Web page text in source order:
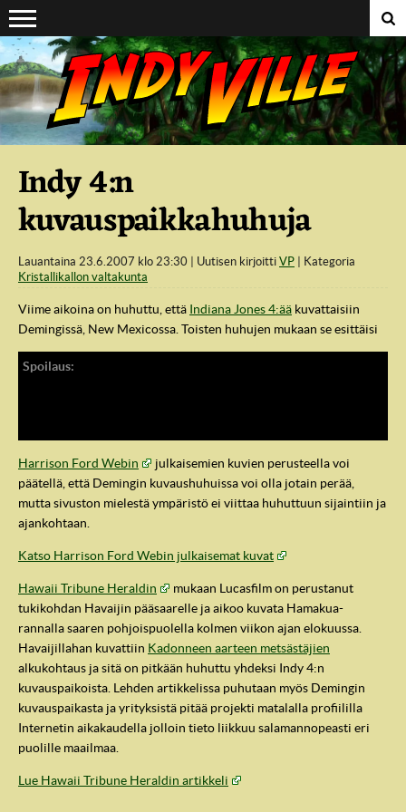
Suoraan sisältöön
IndyVille
Indy 4:n
kuvauspaikkahuhuja
Lauantaina 23.6.2007 klo 23:30 Uutisen kirjoitti VP
Kategoria
Kristallikallon valtakunta
Viime aikoina on huhuttu, että Indiana Jones 4:ää kuvattaisiin
Demingissä, New Mexicossa. Toisten huhujen mukaan se esittäisi
Harrison Ford Webin
julkaisemien kuvien perusteella voi
päätellä, että Demingin kuvaushuhuissa voi olla jotain perää,
mutta sivuston mielestä ympäristö ei viittaa huhuttuun sijaintiin ja
ajankohtaan.
Katso Harrison Ford Webin julkaisemat kuvat
Hawaii Tribune Heraldin
mukaan Lucasfilm on perustanut
tukikohdan Havaijin pääsaarelle ja aikoo kuvata Hamakua-
rannalla saaren pohjoispuolella kolmen viikon ajan elokuussa.
Havaijillahan kuvattiin Kadonneen aarteen metsästäjien
alkukohtaus ja sitä on pitkään huhuttu yhdeksi Indy 4:n
kuvauspaikoista. Lehden artikkelissa puhutaan myös Demingin
kuvauspaikasta ja yrityksistä pitää projekti matalalla profiililla
Internetin aikakaudella jolloin tieto liikkuu salamannopeasti eri
puolille maailmaa.
Lue Hawaii Tribune Heraldin artikkeli